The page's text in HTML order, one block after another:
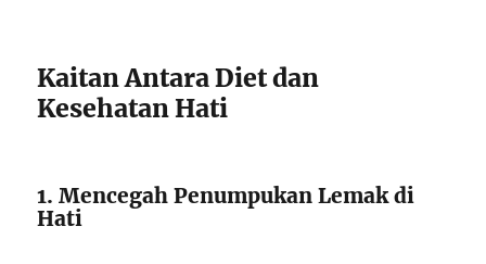
Kaitan Antara Diet dan
Kesehatan Hati
1. Mencegah Penumpukan Lemak di
Hati